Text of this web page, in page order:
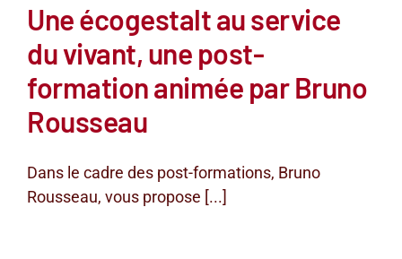
Une écogestalt au service
du vivant, une post-
formation animée par Bruno
Rousseau
Dans le cadre des post-formations, Bruno
Rousseau, vous propose [...]